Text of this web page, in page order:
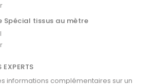
Spécial tissus au mètre
informations complémentaires sur un